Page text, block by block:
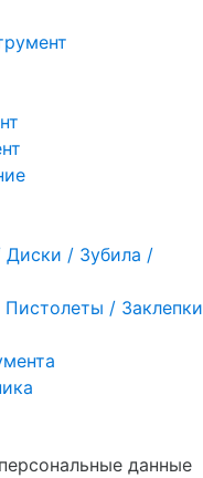
/ Зубила /
/ Заклепки
данные